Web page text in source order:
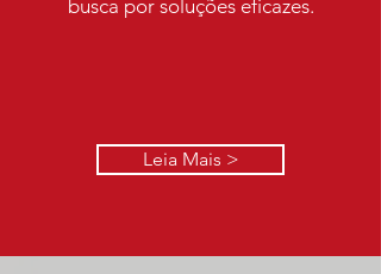
busca por soluções eficazes.
Leia Mais >